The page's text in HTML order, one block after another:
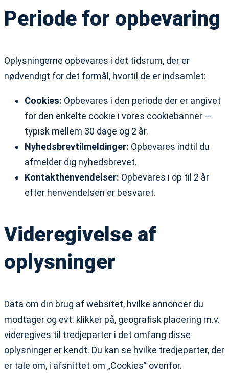
Periode for opbevaring
Oplysningerne opbevares i det tidsrum, der er
nødvendigt for det formål, hvortil de er indsamlet:
Cookies: Opbevares i den periode der er angivet
for den enkelte cookie i vores cookiebanner —
typisk mellem 30 dage og 2 år.
Nyhedsbrevtilmeldinger: Opbevares indtil du
afmelder dig nyhedsbrevet.
Kontakthenvendelser: Opbevares i op til 2 år
efter henvendelsen er besvaret.
Videregivelse af
oplysninger
Data om din brug af websitet, hvilke annoncer du
modtager og evt. klikker på, geografisk placering m.v.
videregives til tredjeparter i det omfang disse
oplysninger er kendt. Du kan se hvilke tredjeparter, der
er tale om, i afsnittet om „Cookies” ovenfor.